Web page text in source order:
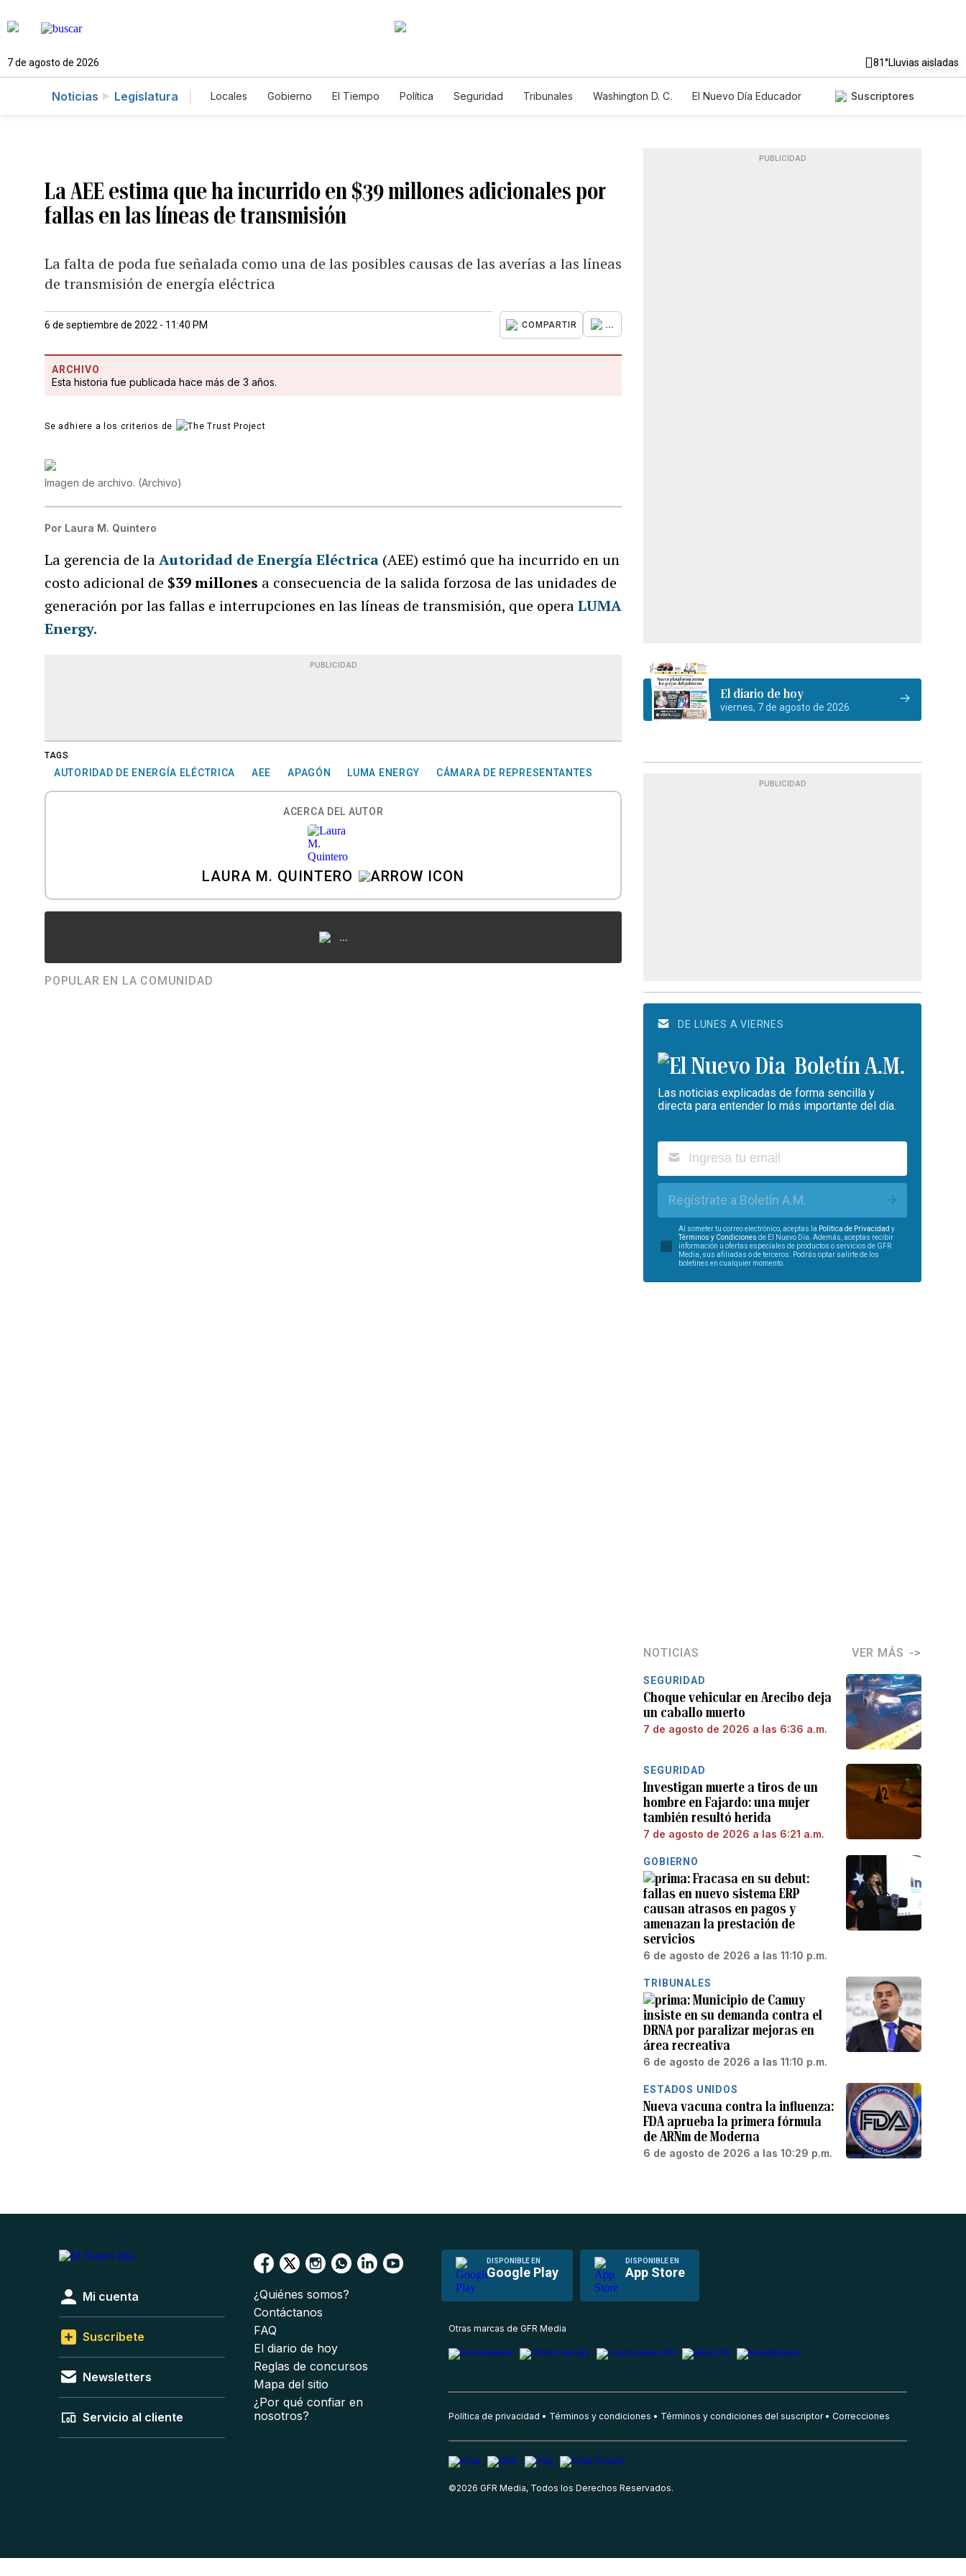
7 de agosto de 2026 81°Lluvias aisladas
Noticias Legislatura Locales Gobierno El Tiempo Política Seguridad Tribunales Washington D. C.
El Nuevo Día Educador
Suscriptores
La AEE estima que ha incurrido en $39 millones adicionales por
fallas en las líneas de transmisión
La falta de poda fue señalada como una de las posibles causas de las averías a las líneas
de transmisión de energía eléctrica
6 de septiembre de 2022 - 11:40 PM COMPARTIR ...
ARCHIVO
Esta historia fue publicada hace más de 3 años.
Se adhiere a los criterios de
Imagen de archivo. (Archivo)
Por Laura M. Quintero
La gerencia de laAutoridad de Energía Eléctrica (AEE) estimó que ha incurrido en un
costo adicional de $39 millones a consecuencia de la salida forzosa de las unidades de
generación por las fallas e interrupciones en las líneas de transmisión, que operaLUMA
Energy.
PUBLICIDAD
TAGS
AUTORIDAD DE ENERGÍA ELÉCTRICA AEE APAGÓN LUMA ENERGY CÁMARA DE REPRESENTANTES
ACERCA DEL AUTOR
LAURA M. QUINTERO
...
POPULAR EN LA COMUNIDAD
PUBLICIDAD
El diario de hoy
viernes, 7 de agosto de 2026
PUBLICIDAD
DE LUNES A VIERNES
Boletín A.M.
Las noticias explicadas de forma sencilla y
directa para entender lo más importante del día.
Regístrate a Boletín A.M.
Al someter tu correo electrónico, aceptas la Política de Privacidad y
Términos y Condiciones de El Nuevo Día. Además, aceptas recibir
información u ofertas especiales de productos o servicios de GFR
Media, sus afiliadas o de terceros. Podrás optar salirte de los
boletines en cualquier momento.
NOTICIAS VER MÁS
SEGURIDAD
Choque vehicular en Arecibo deja
un caballo muerto
7 de agosto de 2026 a las 6:36 a.m.
SEGURIDAD
Investigan muerte a tiros de un
hombre en Fajardo: una mujer
también resultó herida
7 de agosto de 2026 a las 6:21 a.m.
GOBIERNO
Fracasa en su debut:
fallas en nuevo sistema ERP
causan atrasos en pagos y
amenazan la prestación de
servicios
6 de agosto de 2026 a las 11:10 p.m.
TRIBUNALES
Municipio de Camuy
insiste en su demanda contra el
DRNA por paralizar mejoras en
área recreativa
6 de agosto de 2026 a las 11:10 p.m.
ESTADOS UNIDOS
Nueva vacuna contra la influenza:
FDA aprueba la primera fórmula
de ARNm de Moderna
6 de agosto de 2026 a las 10:29 p.m.
DISPONIBLE EN
Google Play
DISPONIBLE EN
App Store
Mi cuenta
Suscríbete
Newsletters
Servicio al cliente
¿Quiénes somos?
Contáctanos
FAQ
El diario de hoy
Reglas de concursos
Mapa del sitio
¿Por qué confiar en
nosotros?
Otras marcas de GFR Media
Política de privacidad Términos y condiciones Términos y condiciones del suscriptor Correcciones
©2026 GFR Media, Todos los Derechos Reservados.